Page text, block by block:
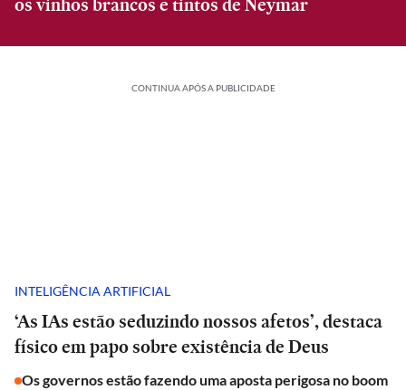
CONTINUA APÓS A PUBLICIDADE
INTELIGÊNCIA ARTIFICIAL
‘As IAs estão seduzindo nossos afetos’, destaca
físico em papo sobre existência de Deus
Os governos estão fazendo uma aposta perigosa no boom